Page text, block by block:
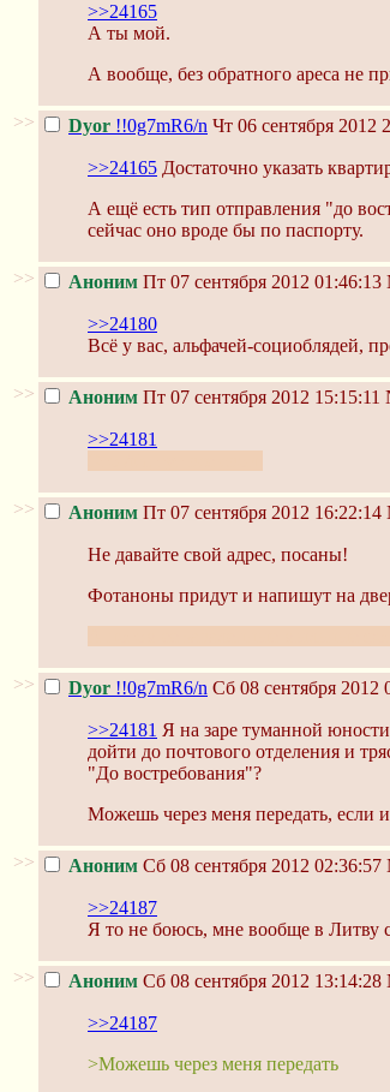
>>24165
А ты мой.
А вообще, без обратного ареса не
>> Dyor !!0g7mR6/n Чт 06 сентября 2012
>>24165 Достаточно указать
А ещё есть тип отправления "до
сейчас оно вроде бы по паспорту.
>> Аноним Пт 07 сентября 2012 01:46:13
>>24180
Всё у вас, альфачей-социоблядей,
>> Аноним Пт 07 сентября 2012 15:15:11
>>24181
>> Аноним Пт 07 сентября 2012 16:22:14
Не давайте свой адрес, посаны!
Фотаноны придут и напишут на
>> Dyor !!0g7mR6/n Сб 08 сентября 2012
>>24181 Я на заре туманной
дойти до почтового отделения и
"До востребования"?
Можешь через меня передать, если
>> Аноним Сб 08 сентября 2012 02:36:57
>>24187
Я то не боюсь, мне вообще в Литву
>> Аноним Сб 08 сентября 2012 13:14:28
>>24187
>Можешь через меня передать